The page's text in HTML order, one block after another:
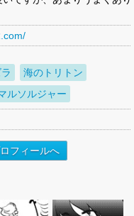
海のトリトン
ルソルジャー
フィールへ